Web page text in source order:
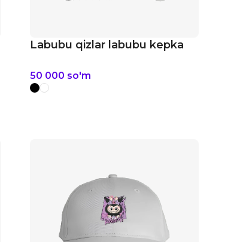
Labubu qizlar labubu kepka
50 000 so'm